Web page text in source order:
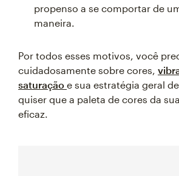
propenso a se comportar de
maneira.
Por todos esses motivos, você
cuidadosamente sobre cores,
saturação e sua estratégia geral
quiser que a paleta de cores da
eficaz.